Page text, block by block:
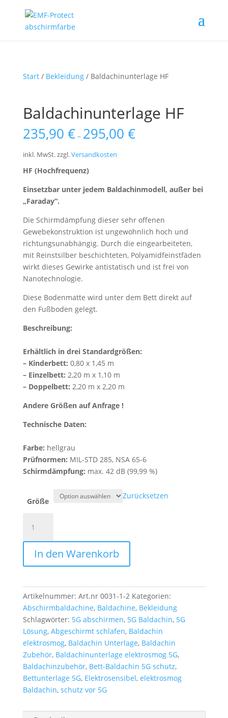
Start/ Bekleidung/ Baldachinunterlage HF
Baldachinunterlage HF
235,90 €– 295,00 €
inkl. MwSt.zzgl.Versandkosten
HF (Hochfrequenz)
Einsetzbar unter jedem Baldachinmodell, außer bei
„Faraday“.
Die Schirmdämpfung dieser sehr offenen
Gewebekonstruktion ist ungewöhnlich hoch und
richtungsunabhängig. Durch die eingearbeiteten,
mit Reinstsilber beschichteten, Polyamidfeinstfäden
wirkt dieses Gewirke antistatisch und ist frei von
Nanotechnologie.
Diese Bodenmatte wird unter dem Bett direkt auf
den Fußboden gelegt.
Beschreibung:
Erhältlich in drei Standardgrößen:
– Kinderbett: 0,80 x 1,45 m
– Einzelbett: 2,20 m x 1,10 m
– Doppelbett: 2,20 m x 2,20 m
Andere Größen auf Anfrage !
Technische Daten:
Farbe: hellgrau
Prüfnormen: MIL-STD 285, NSA 65-6
Schirmdämpfung: max. 42 dB (99,99 %)
Größe
Zurücksetzen
Menge
In den Warenkorb
Artikelnummer: Art.nr 0031-1-2 Kategorien:
Abschirmbaldachine, Baldachine, Bekleidung
Schlagwörter: 5G abschirmen, 5G Baldachin, 5G
Lösung, Abgeschirmt schlafen, Baldachin
elektrosmog, Baldachin Unterlage, Baldachin
Zubehör, Baldachinunterlage elektrosmog 5G,
Baldachinzubehör, Bett-Baldachin 5G schutz,
Bettunterlage 5G, Elektrosensibel, elektrosmog
Baldachin, schutz vor 5G